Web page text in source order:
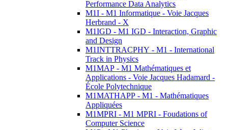
Performance Data Analytics
M1I - M1 Informatique - Voie Jacques
Herbrand - X
M1IGD - M1 IGD - Interaction, Graphic
and Design
M1INTTRACPHY - M1 - International
Track in Physics
M1MAP - M1 Mathématiques et
Applications - Voie Jacques Hadamard -
École Polytechnique
M1MATHAPP - M1 - Mathématiques
Appliquées
M1MPRI - M1 MPRI - Foudations of
Computer Science